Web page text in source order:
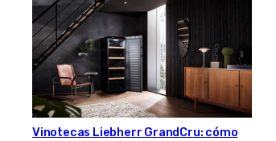
Vinotecas Liebherr GrandCru: cómo